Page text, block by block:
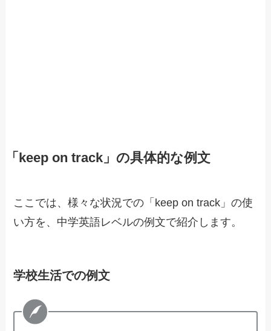
「keep on track」の具体的な例文
ここでは、様々な状況での「keep on track」の使
い方を、中学英語レベルの例文で紹介します。
学校生活での例文